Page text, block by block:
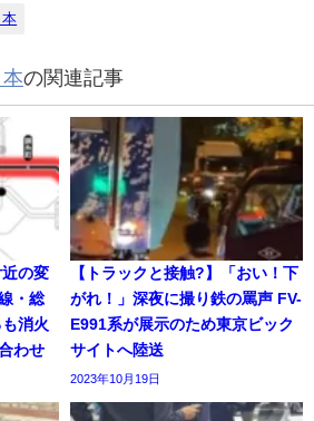
本
の関連記事
近の変
・総
消火
わせ
【トラックと接触?】「おい！下
がれ！」深夜に撮り鉄の罵声 FV-
E991系が展示のため東京ビック
サイトへ陸送
2023年10月19日